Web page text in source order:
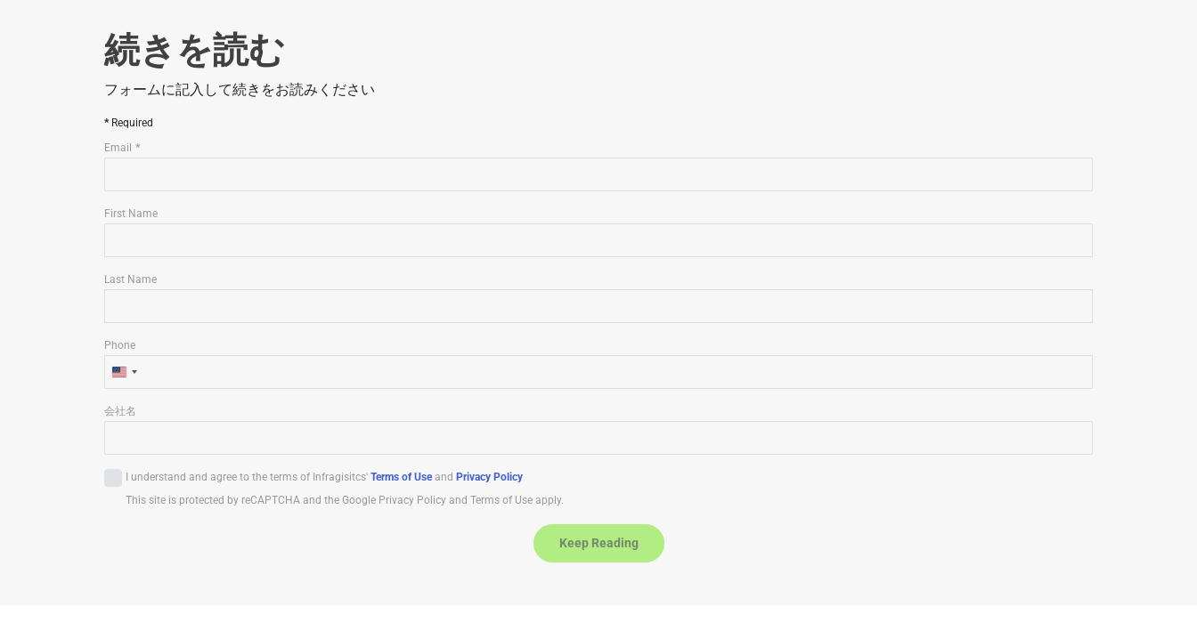
続きを読む
フォームに記入して続きをお読みください
Required
Email
First Name
Last Name
U
i
d
Phone
会社名
I understand and agree to the terms of Infragisitcs' Terms of Useand Privacy Policy
This site is protected by reCAPTCHA and the Google Privacy Policy and Terms of Use apply.
Keep Reading